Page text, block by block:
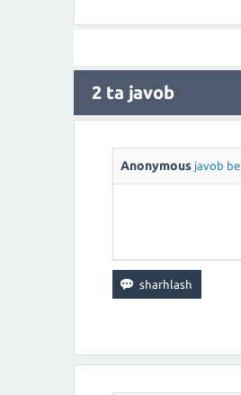
2 ta javob
Anonymous javob